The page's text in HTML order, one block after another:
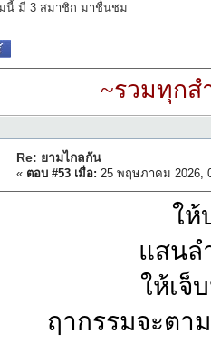
นี้ มี 3 สมาชิก มาชื่นชม
~รวมทุกส
Re: ยามไกลกัน
« ตอบ #53 เมื่อ: 25 พฤษภาคม 2026,
ให้
แสนล
ให้เจ็
ฤากรรมจะตา